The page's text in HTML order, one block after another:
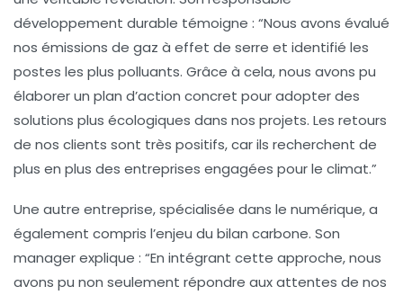
développement durable témoigne : “Nous avons évalué
nos émissions de gaz à effet de serre et identifié les
postes les plus polluants. Grâce à cela, nous avons pu
élaborer un plan d’action concret pour adopter des
solutions plus écologiques dans nos projets. Les retours
de nos clients sont très positifs, car ils recherchent de
plus en plus des entreprises engagées pour le climat.”
Une autre entreprise, spécialisée dans le numérique, a
également compris l’enjeu du bilan carbone. Son
manager explique : “En intégrant cette approche, nous
avons pu non seulement répondre auxattentes de nos